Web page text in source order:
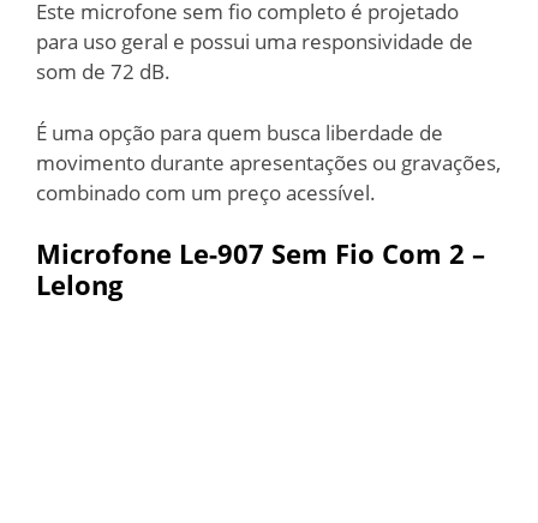
Este microfone sem fio completo é projetado
para uso geral e possui uma responsividade de
som de 72 dB.
É uma opção para quem busca liberdade de
movimento durante apresentações ou gravações,
combinado com um preço acessível.
Microfone Le-907 Sem Fio Com 2 –
Lelong